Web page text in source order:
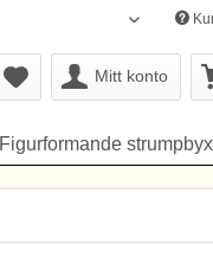
Svenska
Mitt konto
Figurformande